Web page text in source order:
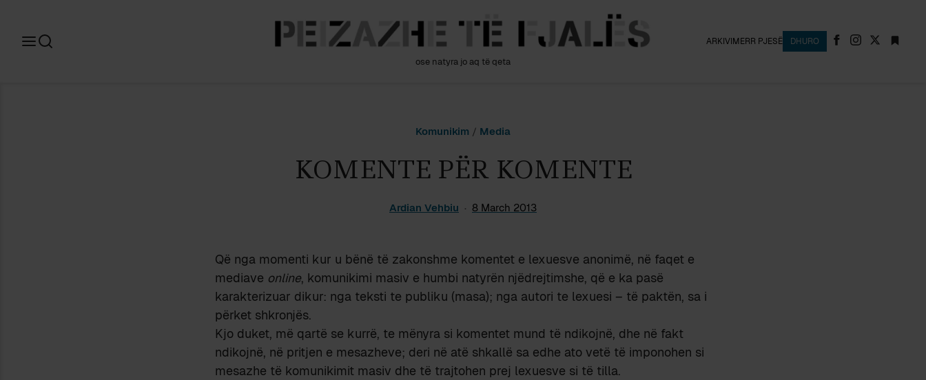
ose natyra jo aq të qeta
ARKIVIMERR PJESË DHURO
Komunikim / Media
KOMENTE PËR KOMENTE
Ardian Vehbiu 8 March 2013
Që nga momenti kur u bënë të zakonshme komentet e lexuesve anonimë, në faqet e
mediave online, komunikimi masiv e humbi natyrën njëdrejtimshe, që e ka pasë
karakterizuar dikur: nga teksti te publiku (masa); nga autori te lexuesi – të paktën, sa i
përket shkronjës.
Kjo duket, më qartë se kurrë, te mënyra si komentet mund të ndikojnë, dhe në fakt
ndikojnë, në pritjen e mesazheve; deri në atë shkallë sa edhe ato vetë të imponohen si
mesazhe të komunikimit masiv dhe të trajtohen prej lexuesve si të tilla.